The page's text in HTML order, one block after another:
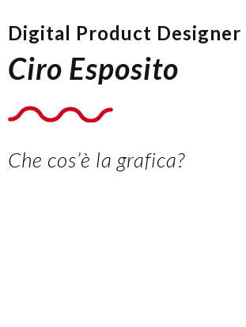
Digital Product Designer
Ciro Esposito
Che cos’è la grafica?